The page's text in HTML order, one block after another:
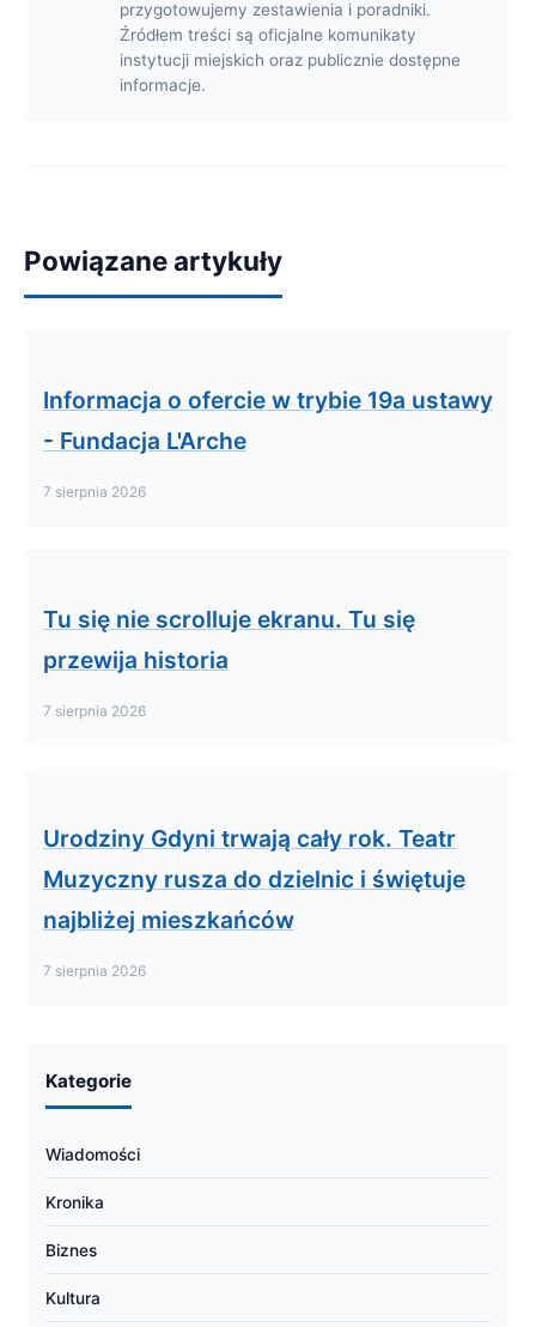
przygotowujemy zestawienia i poradniki.
Źródłem treści są oficjalne komunikaty
instytucji miejskich oraz publicznie dostępne
informacje.
Powiązane artykuły
Informacja o ofercie w trybie 19a ustawy
- Fundacja L'Arche
7 sierpnia 2026
Tu się nie scrolluje ekranu. Tu się
przewija historia
7 sierpnia 2026
Urodziny Gdyni trwają cały rok. Teatr
Muzyczny rusza do dzielnic i świętuje
najbliżej mieszkańców
7 sierpnia 2026
Kategorie
Wiadomości
Kronika
Biznes
Kultura